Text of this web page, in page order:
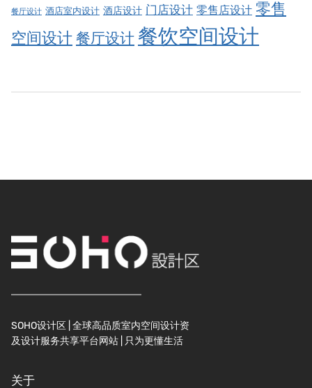
餐厅设计 酒店室内设计 酒店设计 门店设计 零售店设计 零售
空间设计餐厅设计 餐饮空间设计
SOHO设计区 | 全球高品质室内空间设计资
及设计服务共享平台网站 | 只为更懂生活
关于